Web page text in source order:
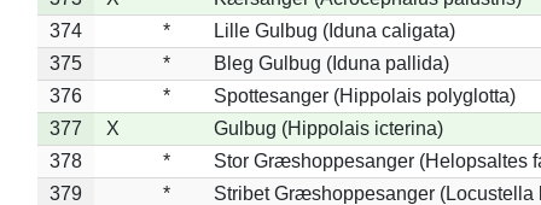
374
*
Lille Gulbug (Iduna caligata)
375
*
Bleg Gulbug (Iduna pallida)
376
*
Spottesanger (Hippolais polyglotta)
377
X
Gulbug (Hippolais icterina)
378
*
Stor Græshoppesanger (Helopsaltes
379
*
Stribet Græshoppesanger (Locustella